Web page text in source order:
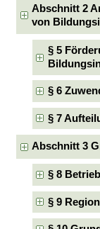
Abschnitt 2
von
§ 5
§ 6
§ 7
Abschnitt 3
§ 8
§ 9